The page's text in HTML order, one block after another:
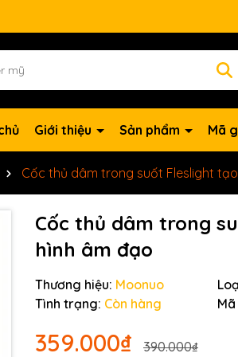
chờ đợi bạn
Giới thiệu Sản phẩm Mã
Cốc thủ dâm trong suốt Fleslight
Cốc thủ dâm trong
hình âm đạo
Thương hiệu: Moonuo
Tình trạng: Còn hàng
359.000₫ 390.000₫